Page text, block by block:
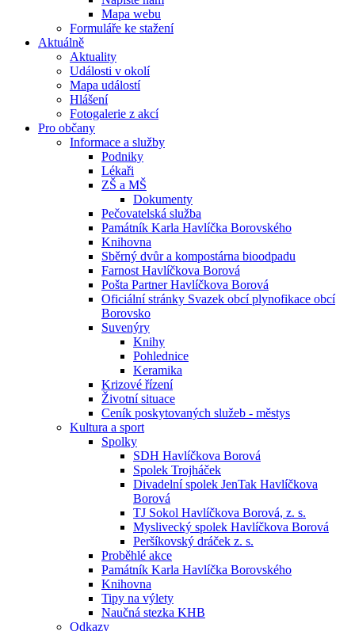
Mapa webu
Formuláře ke stažení
Aktuálně
Aktuality
Události v okolí
Mapa událostí
Hlášení
Fotogalerie z akcí
Pro občany
Informace a služby
Podniky
Lékaři
ZŠ a MŠ
Dokumenty
Pečovatelská služba
Památník Karla Havlíčka Borovského
Knihovna
Sběrný dvůr a kompostárna bioodpadu
Farnost Havlíčkova Borová
Pošta Partner Havlíčkova Borová
Oficiální stránky Svazek obcí plynofikace obcí
Borovsko
Suvenýry
Knihy
Pohlednice
Keramika
Krizové řízení
Životní situace
Ceník poskytovaných služeb - městys
Kultura a sport
Spolky
SDH Havlíčkova Borová
Spolek Trojháček
Divadelní spolek JenTak Havlíčkova
Borová
TJ Sokol Havlíčkova Borová, z. s.
Myslivecký spolek Havlíčkova Borová
Peršíkovský dráček z. s.
Proběhlé akce
Památník Karla Havlíčka Borovského
Knihovna
Tipy na výlety
Naučná stezka KHB
Odkazy